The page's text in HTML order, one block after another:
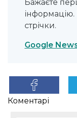
Бажаєте
інформацію.
стрічки.
Google
Коментарі